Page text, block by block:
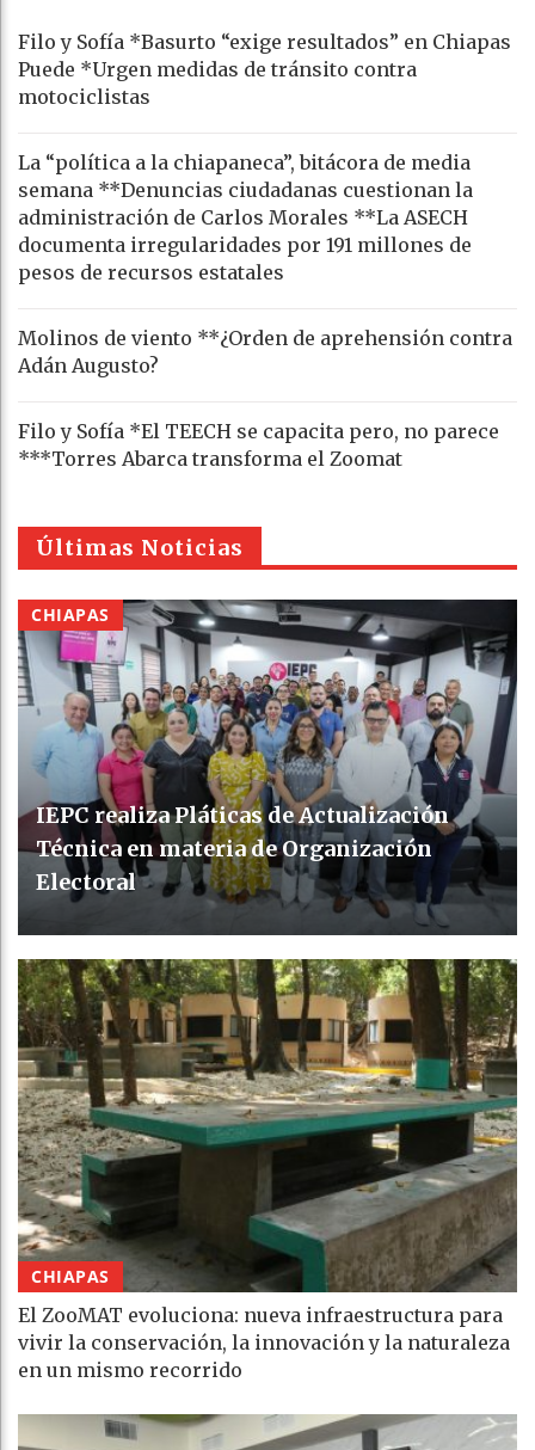
Filo y Sofía *Basurto “exige resultados” en Chiapas
Puede *Urgen medidas de tránsito contra
motociclistas
La “política a la chiapaneca”, bitácora de media
semana **Denuncias ciudadanas cuestionan la
administración de Carlos Morales **La ASECH
documenta irregularidades por 191 millones de
pesos de recursos estatales
Molinos de viento **¿Orden de aprehensión contra
Adán Augusto?
Filo y Sofía *El TEECH se capacita pero, no parece
***Torres Abarca transforma el Zoomat
Últimas Noticias
CHIAPAS
IEPC realiza Pláticas de Actualización
Técnica en materia de Organización
Electoral
CHIAPAS
El ZooMAT evoluciona: nueva infraestructura para
vivir la conservación, la innovación y la naturaleza
en un mismo recorrido